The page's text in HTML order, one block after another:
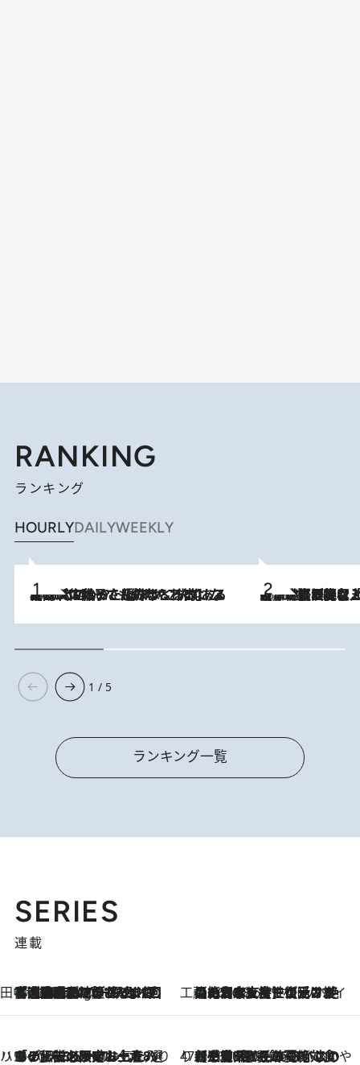
RANKING
ランキング
HOURLYDAILYWEEKLY
2026.8.5
【阿川佐和子さんの年とる力】なぜ70代で始めた趣味は“こんなに楽しい”のか？ ピアノ、俳句…スランプに陥っても続けられる“ある秘訣”とは 2026.8.5
【なぜ吉沢亮は「気配を消せる」のか？】興行収入208億の『国宝』を経て挑むミュージカル『ディア・エヴァン・ハンセン』。トップ俳優が舞台上でさらけ出した“孤独”とは
1 / 5
ランキング一覧
SERIES
連載
田中稲の勝手に再ブーム
1 Hour Ago
「湘南乃風に憧れて」観客大盛上がりの“タオル回し”に、ラッパー顔負けの高速歌唱まで…さだまさし（74）のアグレッシブすぎる現在地 工藤まやのおもてなしハワイ
2026.8.6
【ハワイ土産】ローカルの絶大な支持で復活！ 絶品の幻クッキー《元ファンの日本人女性が受け継いだ名店》
ハワイ賢者 リサのお気に入りリスト2026.8.6
あの伝説の限定トートも！ リニューアルした「ディーン＆デルーカ ハワイ」で必須のお土産8選 47都道府県の手みやげ ひんやりスイーツで夏を満喫
2026.8.6
【三重県】この夏絶対食べたい 冷やしておいしいおやつ3選 お餅×アイスの新感覚スイーツ